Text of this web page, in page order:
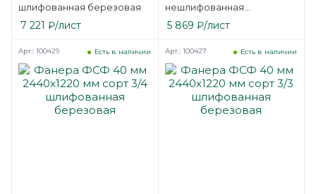
шлифованная березовая
7 221 ₽/лист
нешлифованная
березовая
5 869 ₽/лист
Есть в наличии
Арт.: 100429 Есть в наличии
Арт.: 100427